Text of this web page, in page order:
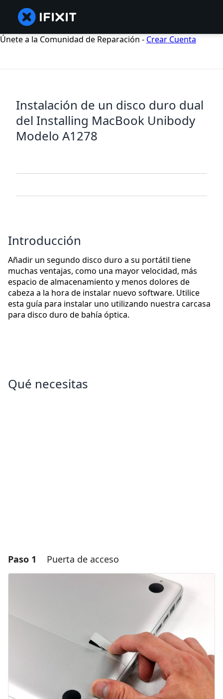
Únete a la Comunidad de Reparación - Crear Cuenta
Instalación de un disco duro dual
del Installing MacBook Unibody
Modelo A1278
Introducción
Añadir un segundo disco duro a su portátil tiene
muchas ventajas, como una mayor velocidad, más
espacio de almacenamiento y menos dolores de
cabeza a la hora de instalar nuevo software. Utilice
esta guía para instalar uno utilizando nuestra carcasa
para disco duro de bahía óptica.
Qué necesitas
Paso 1 Puerta de acceso